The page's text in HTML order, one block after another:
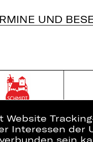
UND
Website
Interessen der
sein